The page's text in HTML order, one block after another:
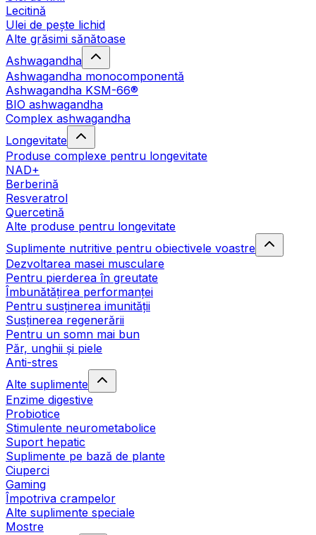
Lecitină
Ulei de pește lichid
Alte grăsimi sănătoase
Ashwagandha
Ashwagandha monocomponentă
Ashwagandha KSM-66®
BIO ashwagandha
Complex ashwagandha
Longevitate
Produse complexe pentru longevitate
NAD+
Berberină
Resveratrol
Quercetină
Alte produse pentru longevitate
Suplimente nutritive pentru obiectivele voastre
Dezvoltarea masei musculare
Pentru pierderea în greutate
Îmbunătățirea performanței
Pentru susținerea imunității
Susținerea regenerării
Pentru un somn mai bun
Păr, unghii și piele
Anti-stres
Alte suplimente
Enzime digestive
Probiotice
Stimulente neurometabolice
Suport hepatic
Suplimente pe bază de plante
Ciuperci
Gaming
Împotriva crampelor
Alte suplimente speciale
Mostre